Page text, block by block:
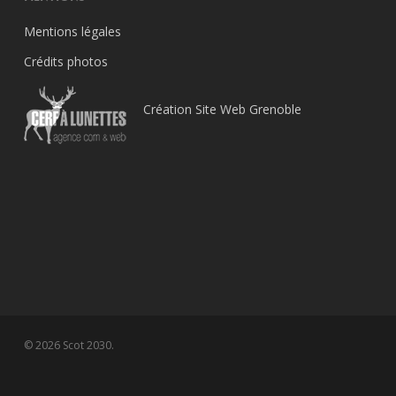
Mentions légales
Crédits photos
Création Site Web Grenoble
© 2026 Scot 2030.